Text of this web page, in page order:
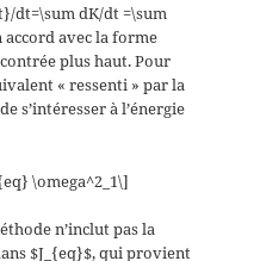
dt=\sum dK/dt =\sum
accord avec la forme
plus haut. Pour
« ressenti » par la
s’intéresser à l’énergie
\omega^2_1\]
n’inclut pas la
$J_{eq}$, qui provient